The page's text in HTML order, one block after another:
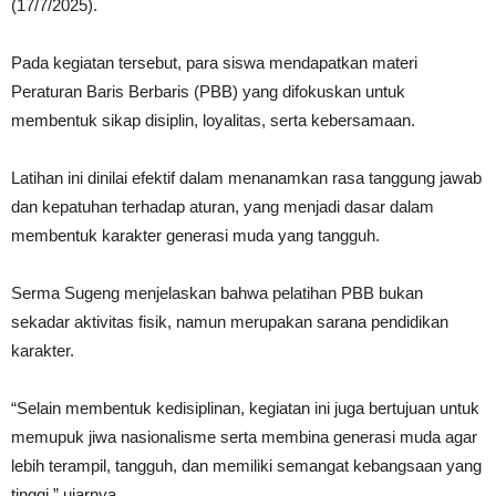
(17/7/2025).
Pada kegiatan tersebut, para siswa mendapatkan materi
Peraturan Baris Berbaris (PBB) yang difokuskan untuk
membentuk sikap disiplin, loyalitas, serta kebersamaan.
Latihan ini dinilai efektif dalam menanamkan rasa tanggung jawab
dan kepatuhan terhadap aturan, yang menjadi dasar dalam
membentuk karakter generasi muda yang tangguh.
Serma Sugeng menjelaskan bahwa pelatihan PBB bukan
sekadar aktivitas fisik, namun merupakan sarana pendidikan
karakter.
“Selain membentuk kedisiplinan, kegiatan ini juga bertujuan untuk
memupuk jiwa nasionalisme serta membina generasi muda agar
lebih terampil, tangguh, dan memiliki semangat kebangsaan yang